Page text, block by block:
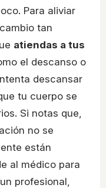
Para aliviar
tan
atiendas a tus
el descanso o
descansar
tu cuerpo se
Si notas que,
no se
están
al médico para
profesional,